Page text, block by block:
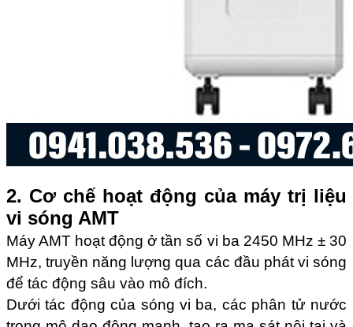
2. Cơ chế hoạt động của máy trị liệu
vi sóng AMT
Máy AMT hoạt động ở tần số vi ba 2450 MHz ± 30
MHz, truyền năng lượng qua các đầu phát vi sóng
để tác động sâu vào mô đích.
Dưới tác động của sóng vi ba, các phân tử nước